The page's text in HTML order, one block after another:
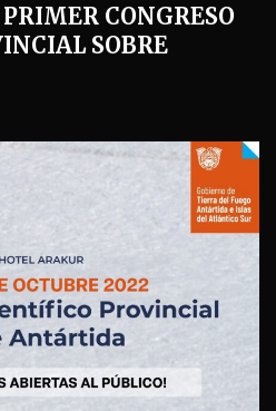
CONGRESO
SOBRE